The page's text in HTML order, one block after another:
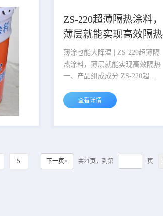
维度全面解析。 ZS211 是单组份
硅酸盐溶液、纳米空心玻璃微
珠、高效热反射材料与陶瓷纤维
精制而成。不含 VO...
ZS-220超薄隔热涂料，
薄层就能实现高效隔热
薄涂也能大降温 | ZS-220超薄隔
热涂料，薄层就能实现高效隔热
一、产品组成成分 ZS-220超薄
热反射隔热涂料双重优势，黄金
材料的含量，以志盛威华特制空
钛白粉、菱形氮化硼、超细铝箔
等功能性原料，经数十道工序精
查看详情
5 下一页> 共21页，到第 页